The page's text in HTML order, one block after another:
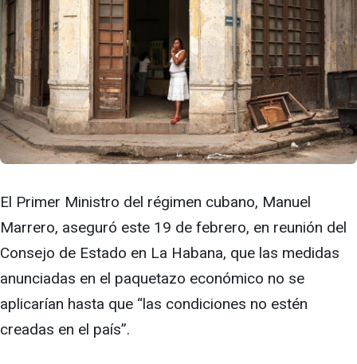
El Primer Ministro del régimen cubano, Manuel
Marrero, aseguró este 19 de febrero, en reunión del
Consejo de Estado en La Habana, que las medidas
anunciadas en el paquetazo económico no se
aplicarían hasta que “las condiciones no estén
creadas en el país”.